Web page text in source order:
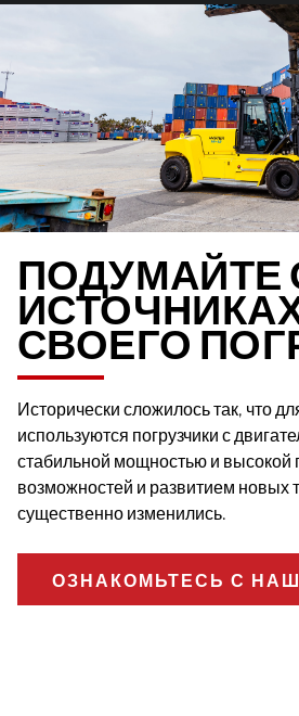
ПОДУМАЙТЕ
СВОЕГО
Исторически сложилось так, что
используются погрузчики с
стабильной мощностью и
возможностей и развитием новых
существенно изменились.
ОЗНАКОМЬТЕСЬ С